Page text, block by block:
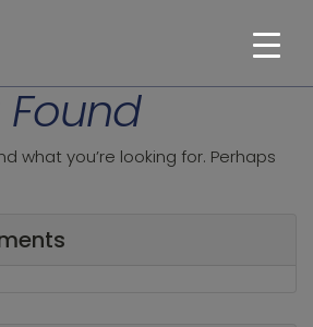
what you’re looking for. Perhaps